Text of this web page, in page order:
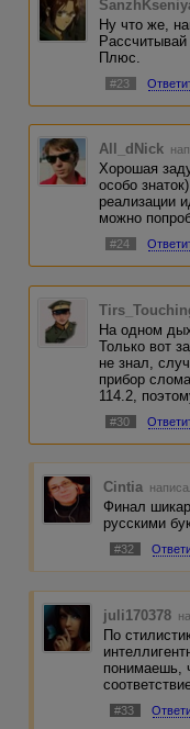
Ну что же,
Плюс.
#23
All_dNick
Хорошая
особо
реализации
можно
#24
На одном
Только вот
не знал,
прибор
114.2,
#30
Cintia
Финал
русскими
#32
juli170378
По
понимаешь,
#33